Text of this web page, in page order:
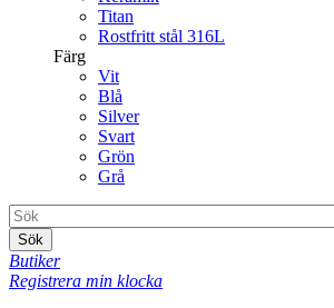
Titan
Rostfritt stål 316L
Färg
Vit
Blå
Silver
Svart
Grön
Grå
Sök
Butiker
Registrera min klocka